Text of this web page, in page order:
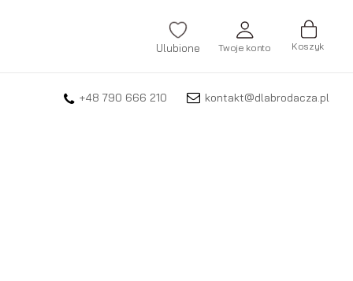
Koszyk
Twoje konto
ZALOGUJ SIĘ
Ulubione
+48 790 666 210 kontakt@dlabrodacza.pl